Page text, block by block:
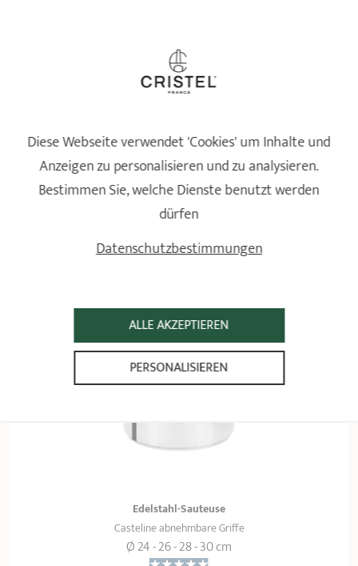
FÜR DIESES REZEPT TARTIFLETTE MIT 3
Edelstahl-Sauteuse
Casteline abnehmbare Griffe
Ø 24 - 26 - 28 - 30 cm
Diese Webseite verwendet 'Cookies' um Inhalte und
Anzeigen zu personalisieren und zu analysieren.
Bestimmen Sie, welche Dienste benutzt werden
dürfen
ALLE AKZEPTIEREN
PERSONALISIEREN
Datenschutzbestimmungen